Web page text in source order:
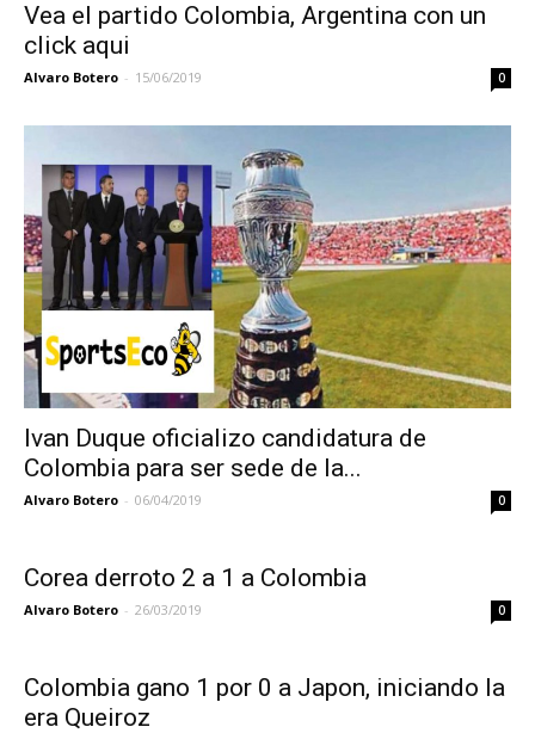
Vea el partido Colombia, Argentina con un
click aqui
Alvaro Botero - 15/06/2019 0
Ivan Duque oficializo candidatura de
Colombia para ser sede de la...
Alvaro Botero - 06/04/2019 0
Corea derroto 2 a 1 a Colombia
Alvaro Botero - 26/03/2019 0
Colombia gano 1 por 0 a Japon, iniciando la
era Queiroz